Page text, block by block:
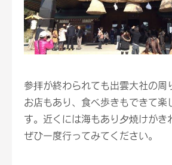
参拝が終わられても出雲大社の周
お店もあり、食べ歩きもできて楽
す。近くには海もあり夕焼けがき
ぜひ一度行ってみてください。